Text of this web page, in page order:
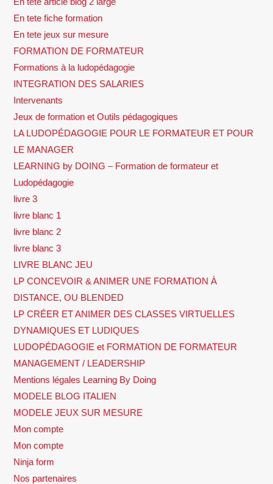
En tete fiche formation
En tete jeux sur mesure
FORMATION DE FORMATEUR
Formations à la ludopédagogie
INTEGRATION DES SALARIES
Intervenants
Jeux de formation et Outils pédagogiques
LA LUDOPÉDAGOGIE POUR LE FORMATEUR ET POUR
LE MANAGER
LEARNING by DOING – Formation de formateur et
Ludopédagogie
livre 3
livre blanc 1
livre blanc 2
livre blanc 3
LIVRE BLANC JEU
LP CONCEVOIR & ANIMER UNE FORMATION À
DISTANCE, OU BLENDED
LP CRÉER ET ANIMER DES CLASSES VIRTUELLES
DYNAMIQUES ET LUDIQUES
LUDOPÉDAGOGIE et FORMATION DE FORMATEUR
MANAGEMENT / LEADERSHIP
Mentions légales Learning By Doing
MODELE BLOG ITALIEN
MODELE JEUX SUR MESURE
Mon compte
Mon compte
Ninja form
Nos partenaires